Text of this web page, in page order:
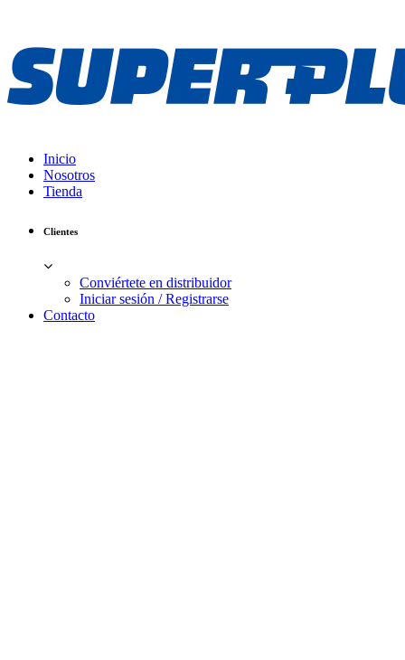
Inicio
Nosotros
Tienda
Clientes
Conviértete en distribuidor
Iniciar sesión / Registrarse
Contacto